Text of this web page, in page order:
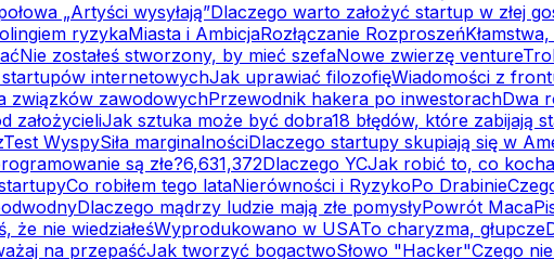
„Artyści wysyłają”Dlaczego warto założyć startup w złej
ryzykaMiasta i AmbicjaRozłączanie Rozproszeń
Nie zostałeś stworzony, by mieć szefaNowe zwierzę venture
startupów internetowychJak uprawiać filozofięWiadomości z
związków zawodowychPrzewodnik hakera po inwestorachDwa
założycieliJak sztuka może być dobra18 błędów, które zabijają
Test WyspySiła marginalnościDlaczego startupy skupiają się w
są złe?6,631,372Dlaczego YCJak robić to, co
Co robiłem tego lataNierówności i RyzykoPo Drabinie
Dlaczego mądrzy ludzie mają złe pomysłyPowrót Maca
że nie wiedziałeśWyprodukowano w USATo charyzma, głupcze
na przepaśćJak tworzyć bogactwoSłowo "Hacker"Czego